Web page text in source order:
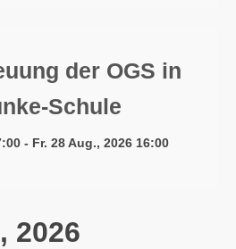
der OGS in
Schule
- Fr. 28 Aug., 2026 16:00
2026